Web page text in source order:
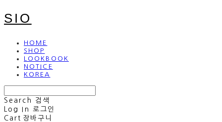
SIO
HOME
SHOP
LOOKBOOK
NOTICE
KOREA
Search
검색
Log In
로그인
Cart 장바구니